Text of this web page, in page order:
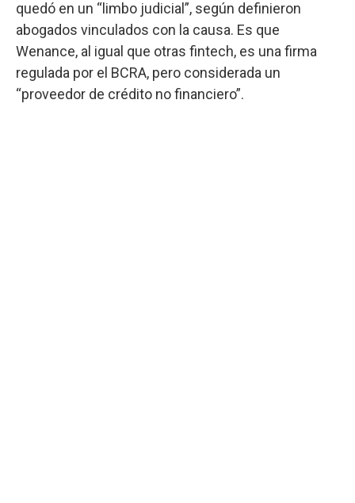
quedó en un “limbo judicial”, según definieron
abogados vinculados con la causa. Es que
Wenance, al igual que otras fintech, es una firma
regulada por el BCRA, pero considerada un
“proveedor de crédito no financiero”.